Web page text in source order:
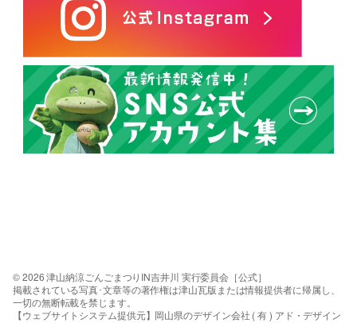
© 2026 津山納涼ごんごまつりIN吉井川 実行委員会［公式］
掲載されている写真･文章等の著作権は津山瓦版または情報提供者に帰属し、
一切の無断転載を禁じます。
【ウェブサイトシステム提供元】岡山県のデザイン会社 ( 有 ) アド・デザイン